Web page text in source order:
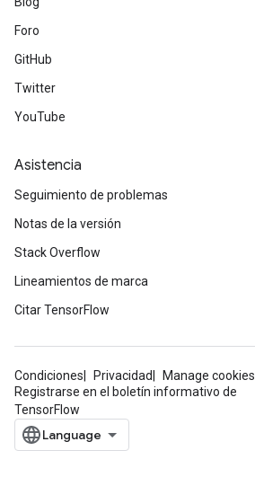
Foro
GitHub
Twitter
YouTube
Asistencia
Seguimiento de problemas
Notas de la versión
Stack Overflow
Lineamientos de marca
Citar TensorFlow
Condiciones Privacidad
Manage cookies
Registrarse en el boletín informativo de
TensorFlow